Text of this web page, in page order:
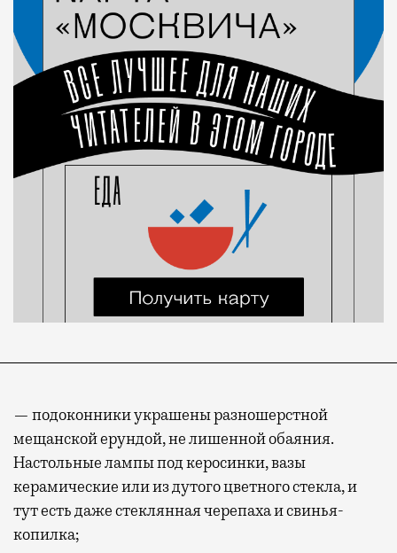
— подоконники украшены разношерстной
мещанской ерундой, не лишенной обаяния.
Настольные лампы под керосинки, вазы
керамические или из дутого цветного стекла, и
тут есть даже стеклянная черепаха и свинья-
копилка;